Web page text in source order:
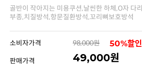
부종,치질방석,항문질환방석,꼬리뼈보호방석
소비자가격 98,000원 50%할인
판매가격 49,000원